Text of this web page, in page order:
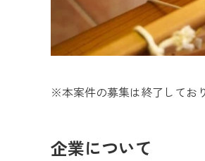
※本案件の募集は終了してお
企業について